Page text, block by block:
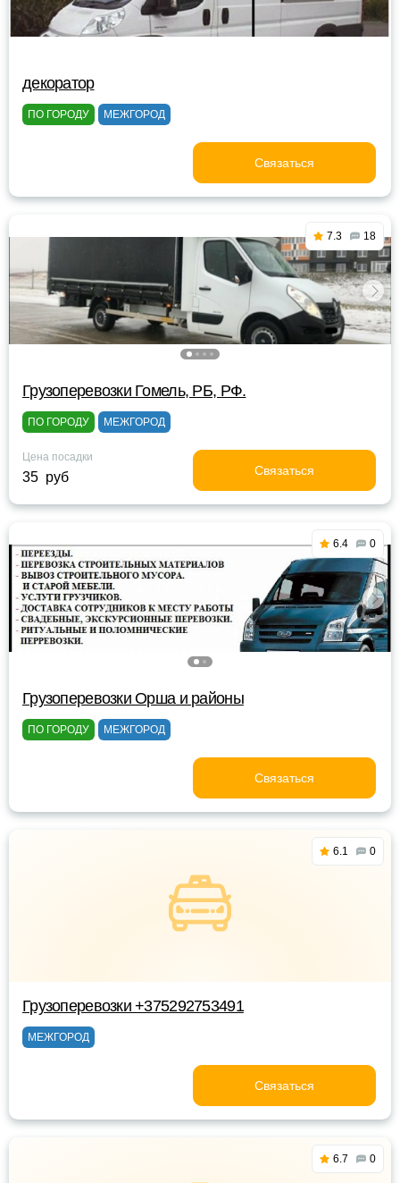
декоратор
ПО ГОРОДУ МЕЖГОРОД
Связаться
7.3 18
Грузоперевозки Гомель, РБ, РФ.
ПО ГОРОДУ МЕЖГОРОД
Цена посадки
35 руб Связаться
6.4 0
Грузоперевозки Орша и районы
ПО ГОРОДУ МЕЖГОРОД
Связаться
6.1 0
Грузоперевозки +375292753491
МЕЖГОРОД
Связаться
6.7 0